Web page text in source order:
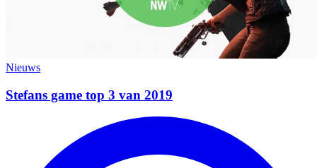
Nieuws
Stefans game top 3 van 2019